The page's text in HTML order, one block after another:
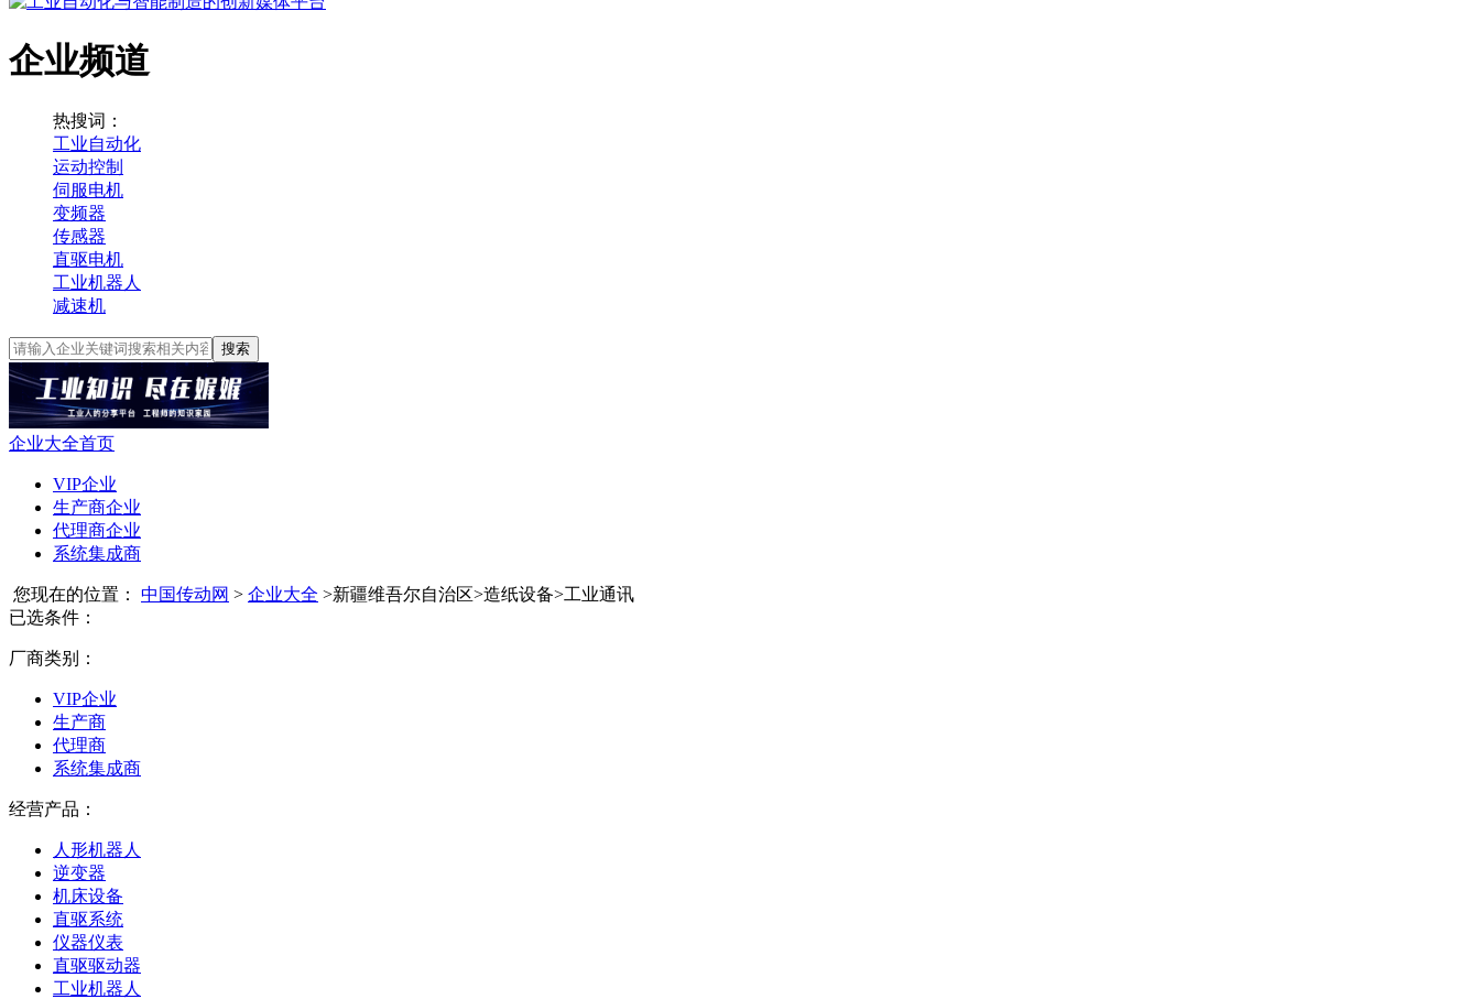
企业频道
热搜词：
工业自动化
运动控制
伺服电机
变频器
传感器
直驱电机
工业机器人
减速机
搜索
企业大全首页
VIP企业
生产商企业
代理商企业
系统集成商
您现在的位置： 中国传动网 > 企业大全 >新疆维吾尔自治区>造纸设备>工业通讯
已选条件：
厂商类别：
VIP企业
生产商
代理商
系统集成商
经营产品：
人形机器人
逆变器
机床设备
直驱系统
仪器仪表
直驱驱动器
工业机器人